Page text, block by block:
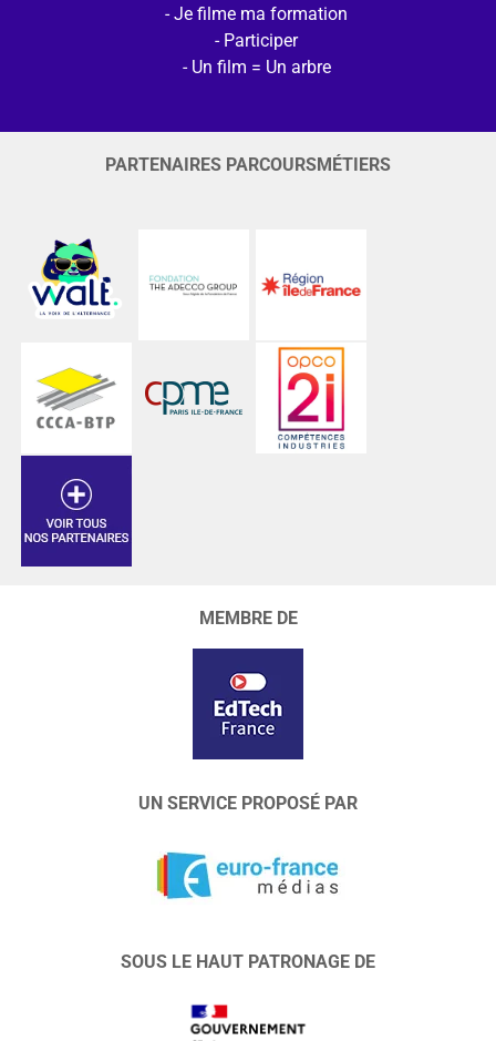
Je filme ma formation
Participer
Un film = Un arbre
PARTENAIRES PARCOURSMÉTIERS
MEMBRE DE
UN SERVICE PROPOSÉ PAR
SOUS LE HAUT PATRONAGE DE